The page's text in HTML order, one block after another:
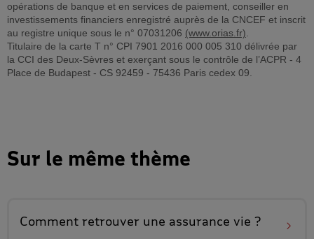
opérations de banque et en services de paiement, conseiller en
investissements financiers enregistré auprès de la CNCEF et inscrit
au registre unique sous le n° 07031206 (www.orias.fr)
Titulaire de la carte T n° CPI 7901 2016 000 005 310 délivrée par
la CCI des Deux-Sèvres et exerçant sous le contrôle de l’ACPR - 4
Place de Budapest - CS 92459 - 75436 Paris cedex 09.
Sur le même thème
Comment retrouver une assurance vie ?